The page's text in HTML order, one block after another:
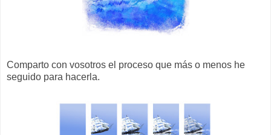
Comparto con vosotros el proceso que más o menos he
seguido para hacerla.